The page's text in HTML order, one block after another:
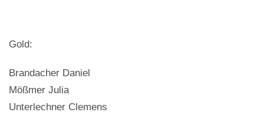
Gold:
Brandacher Daniel
Mößmer Julia
Unterlechner Clemens